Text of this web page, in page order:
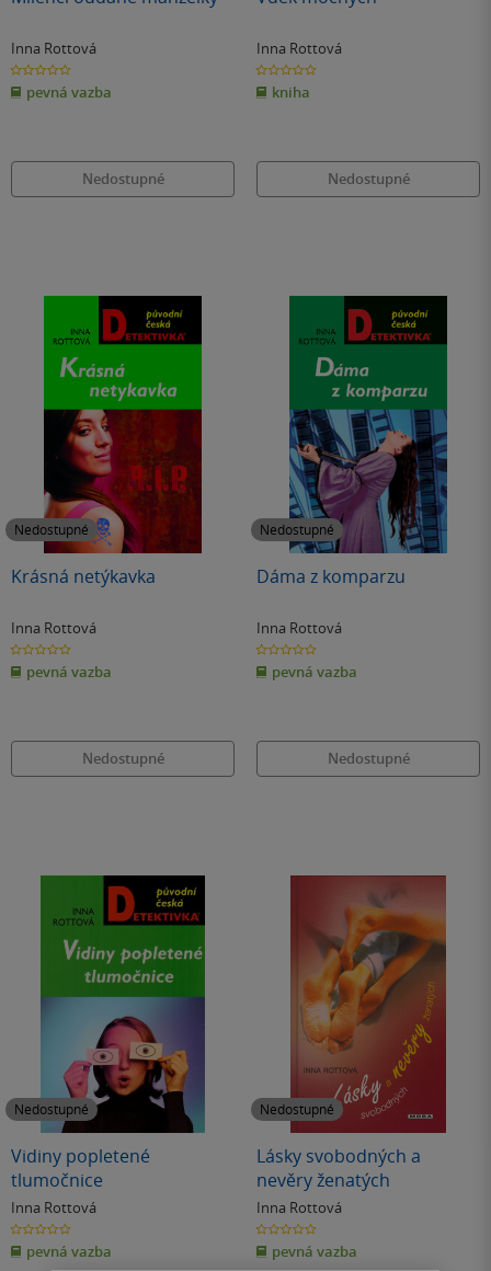
Inna Rottová
0.0
z
5
hvězdiček
pevná vazba
Nedostupné
Inna Rottová
0.0
z
5
hvězdiček
kniha
Nedostupné
Nedostupné
Krásná netýkavka
Inna Rottová
0.0
z
5
hvězdiček
pevná vazba
Nedostupné
Nedostupné
Dáma z komparzu
Inna Rottová
0.0
z
5
hvězdiček
pevná vazba
Nedostupné
Nedostupné
Vidiny popletené
tlumočnice
Inna Rottová
0.0
z
5
hvězdiček
pevná vazba
Nedostupné
Lásky svobodných a
nevěry ženatých
Inna Rottová
0.0
z
5
hvězdiček
pevná vazba